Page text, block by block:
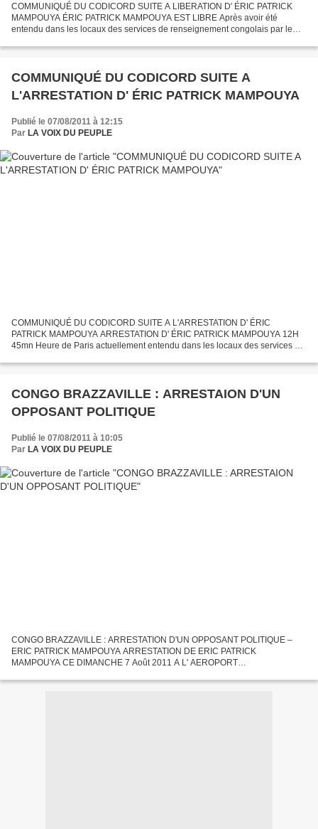
COMMUNIQUÉ DU CODICORD SUITE A LIBERATION D' ÉRIC PATRICK
MAMPOUYA ÉRIC PATRICK MAMPOUYA EST LIBRE Après avoir été
entendu dans les locaux des services de renseignement congolais par le
COMMUNIQUÉ DU CODICORD SUITE A
L'ARRESTATION D' ÉRIC PATRICK MAMPOUYA
Publié le 07/08/2011 à 12:15
Par LA VOIX DU PEUPLE
COMMUNIQUÉ DU CODICORD SUITE A L'ARRESTATION D' ÉRIC
PATRICK MAMPOUYA ARRESTATION D' ÉRIC PATRICK MAMPOUYA 12H
45mn Heure de Paris actuellement entendu dans les locaux des services de
CONGO BRAZZAVILLE : ARRESTAION D'UN
OPPOSANT POLITIQUE
Publié le 07/08/2011 à 10:05
Par LA VOIX DU PEUPLE
CONGO BRAZZAVILLE : ARRESTATION D'UN OPPOSANT POLITIQUE –
ERIC PATRICK MAMPOUYA ARRESTATION DE ERIC PATRICK
MAMPOUYA CE DIMANCHE 7 Août 2011 A L' AEROPORT
POLITIQUE Éric Patrick MAMPOUYA L'opposant...